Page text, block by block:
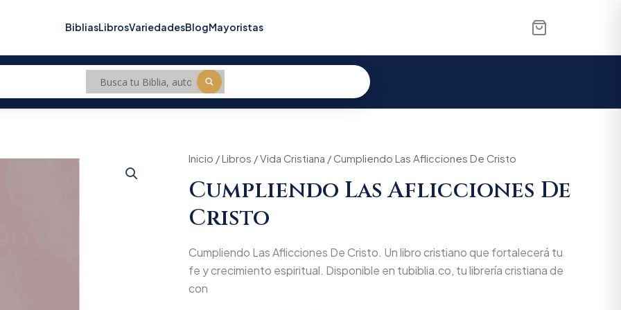
BibliasLibrosVariedadesBlogMayoristas
Inicio /Libros /Vida Cristiana / Cumpliendo Las Aflicciones De Cristo
Cumpliendo Las Aflicciones De
Cristo
Cumpliendo Las Aflicciones De Cristo. Un libro cristiano que fortalecerá tu
fe y crecimiento espiritual. Disponible en tubiblia.co, tu librería cristiana de
con
Original
price
was:
$53.000.
Current
price
$50.350.
Cumpliendo
Aflicciones
De
Cristo
cantidad